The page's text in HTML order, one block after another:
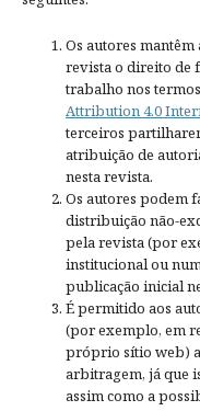
Os autores mantêm
revista o direito de
trabalho nos
Attribution 4.0
terceiros
atribuição de
nesta revista.
Os autores podem
distribuição não-
pela revista (por
institucional ou
publicação inicial
É permitido aos
(por exemplo, em
próprio sítio web)
arbitragem, já que
assim como a